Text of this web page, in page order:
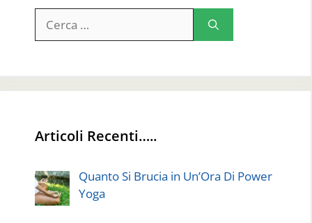
per:
Articoli Recenti…..
Quanto Si Brucia in Un’Ora Di Power
Yoga